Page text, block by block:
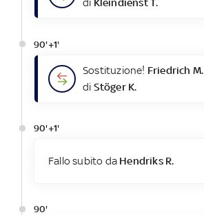
di Kleindienst T.
90'+1'
Sostituzione! Friedrich M.
di Stöger K.
90'+1'
Fallo subito da Hendriks R.
90'